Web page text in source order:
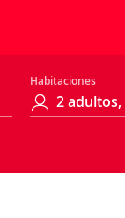
Habitaciones